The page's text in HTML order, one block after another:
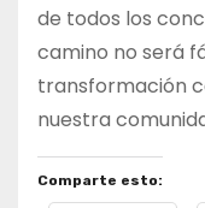
de todos los
camino no será
transformación
nuestra
Comparte esto: